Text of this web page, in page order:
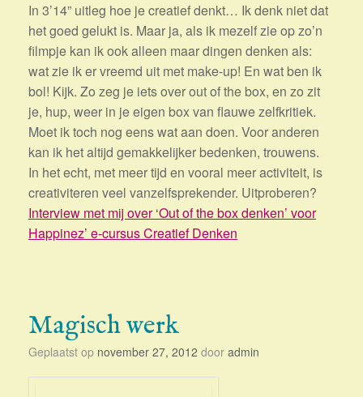
In 3’14” uitleg hoe je creatief denkt… Ik denk niet dat
het goed gelukt is. Maar ja, als ik mezelf zie op zo’n
filmpje kan ik ook alleen maar dingen denken als:
wat zie ik er vreemd uit met make-up! En wat ben ik
bol! Kijk. Zo zeg je iets over out of the box, en zo zit
je, hup, weer in je eigen box van flauwe zelfkritiek.
Moet ik toch nog eens wat aan doen. Voor anderen
kan ik het altijd gemakkelijker bedenken, trouwens.
In het echt, met meer tijd en vooral meer activiteit, is
creativiteren veel vanzelfsprekender. Uitproberen?
Interview met mij over ‘Out of the box denken’ voor
Happinez’ e-cursus Creatief Denken
Magisch werk
Geplaatst op november 27, 2012 door admin